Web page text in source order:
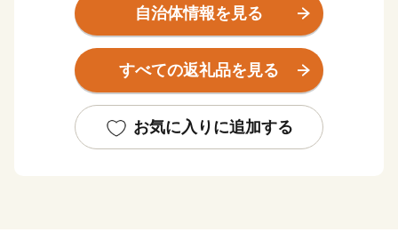
峰などの山々が連なっています。
また、三ヶ峰付近からは切目川が流れ、印南原付近から
は印南川が町の中心部を流れて太平洋に注いでいます。
印南町は歴史も古く、数々の伝説や言伝えを残す歴史遺
産が町内に多く点在するなど、観光面でも魅力を秘めた
自治体情報を見る
すべての返礼品を見る
お気に入りに追加する